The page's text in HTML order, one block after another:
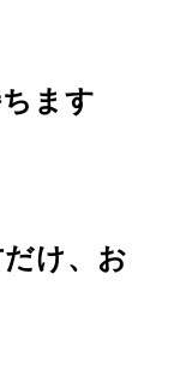
ます
け、お